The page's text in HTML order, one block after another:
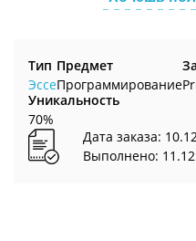
Тип
Эссе
Предмет
Программирование
Уникальность
70%
Дата заказа:
Выполнено: